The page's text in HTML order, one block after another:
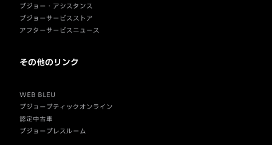
プジョー・アシスタンス
プジョーサービスストア
アフターサービスニュース
その他のリンク
WEB BLEU
プジョーブティックオンライン
認定中古車
プジョープレスルーム